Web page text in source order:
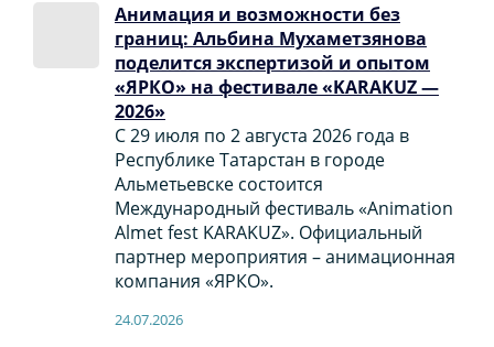
Анимация и возможности без
границ: Альбина Мухаметзянова
поделится экспертизой и опытом
«ЯРКО» на фестивале «KARAKUZ —
2026»
С 29 июля по 2 августа 2026 года в
Республике Татарстан в городе
Альметьевске состоится
Международный фестиваль «Animation
Almet fest KARAKUZ». Официальный
партнер мероприятия – анимационная
компания «ЯРКО».
24.07.2026